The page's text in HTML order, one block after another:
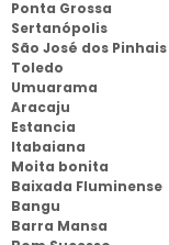
Ponta Grossa
Sertanópolis
São José dos Pinhais
Toledo
Umuarama
Aracaju
Estancia
Itabaiana
Moita bonita
Baixada Fluminense
Bangu
Barra Mansa